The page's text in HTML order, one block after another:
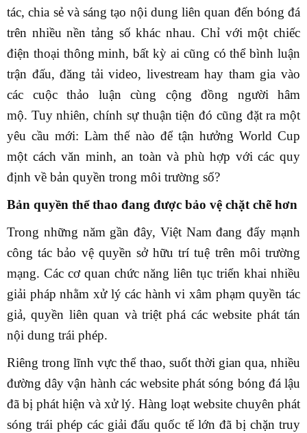
tác, chia sẻ và sáng tạo nội dung liên quan đến bóng đá
trên nhiều nền tảng số khác nhau. Chỉ với một chiếc
điện thoại thông minh, bất kỳ ai cũng có thể bình luận
trận đấu, đăng tải video, livestream hay tham gia vào
các cuộc thảo luận cùng cộng đồng người hâm
mộ. Tuy nhiên, chính sự thuận tiện đó cũng đặt ra một
yêu cầu mới: Làm thế nào để tận hưởng World Cup
một cách văn minh, an toàn và phù hợp với các quy
định về bản quyền trong môi trường số?
Bản quyền thể thao đang được bảo vệ chặt chẽ hơn
Trong những năm gần đây, Việt Nam đang đẩy mạnh
công tác bảo vệ quyền sở hữu trí tuệ trên môi trường
mạng. Các cơ quan chức năng liên tục triển khai nhiều
giải pháp nhằm xử lý các hành vi xâm phạm quyền tác
giả, quyền liên quan và triệt phá các website phát tán
nội dung trái phép.
Riêng trong lĩnh vực thể thao, suốt thời gian qua, nhiều
đường dây vận hành các website phát sóng bóng đá lậu
đã bị phát hiện và xử lý. Hàng loạt website chuyên phát
sóng trái phép các giải đấu quốc tế lớn đã bị chặn truy